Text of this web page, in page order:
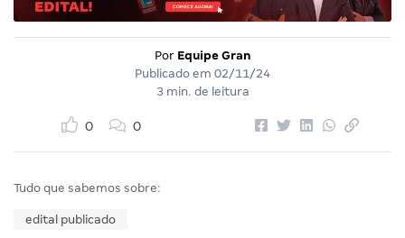
Por Equipe Gran
Publicado em 02/11/24
3 min. de leitura
0 0
Tudo que sabemos sobre:
edital publicado